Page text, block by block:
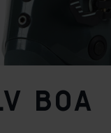
BOA